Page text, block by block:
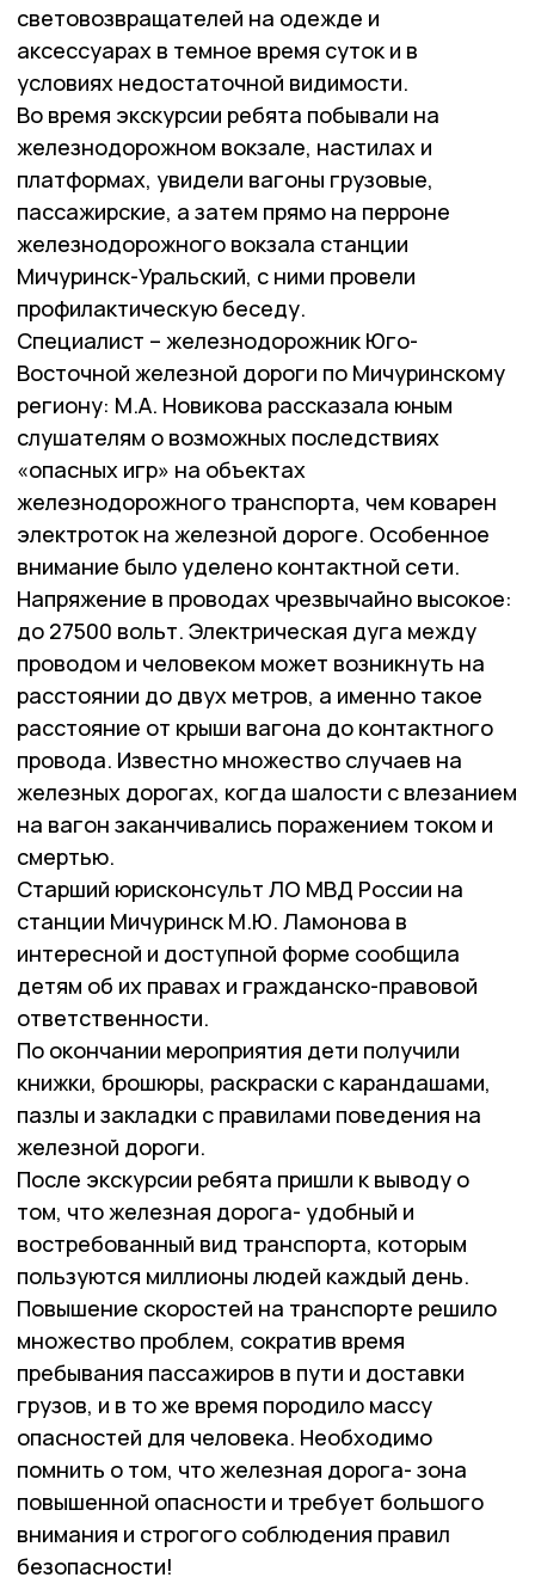
световозвращателей на одежде и
аксессуарах в темное время суток и в
условиях недостаточной видимости.
Во время экскурсии ребята побывали на
железнодорожном вокзале, настилах и
платформах, увидели вагоны грузовые,
пассажирские, а затем прямо на перроне
железнодорожного вокзала станции
Мичуринск-Уральский, с ними провели
профилактическую беседу.
Специалист – железнодорожник Юго-
Восточной железной дороги по Мичуринскому
региону: М.А. Новикова рассказала юным
слушателям о возможных последствиях
«опасных игр» на объектах
железнодорожного транспорта, чем коварен
электроток на железной дороге. Особенное
внимание было уделено контактной сети.
Напряжение в проводах чрезвычайно высокое:
до 27500 вольт. Электрическая дуга между
проводом и человеком может возникнуть на
расстоянии до двух метров, а именно такое
расстояние от крыши вагона до контактного
провода. Известно множество случаев на
железных дорогах, когда шалости с влезанием
на вагон заканчивались поражением током и
смертью.
Старший юрисконсульт ЛО МВД России на
станции Мичуринск М.Ю. Ламонова в
интересной и доступной форме сообщила
детям об их правах и гражданско-правовой
ответственности.
По окончании мероприятия дети получили
книжки, брошюры, раскраски с карандашами,
пазлы и закладки с правилами поведения на
железной дороги.
После экскурсии ребята пришли к выводу о
том, что железная дорога- удобный и
востребованный вид транспорта, которым
пользуются миллионы людей каждый день.
Повышение скоростей на транспорте решило
множество проблем, сократив время
пребывания пассажиров в пути и доставки
грузов, и в то же время породило массу
опасностей для человека. Необходимо
помнить о том, что железная дорога- зона
повышенной опасности и требует большого
внимания и строгого соблюдения правил
безопасности!